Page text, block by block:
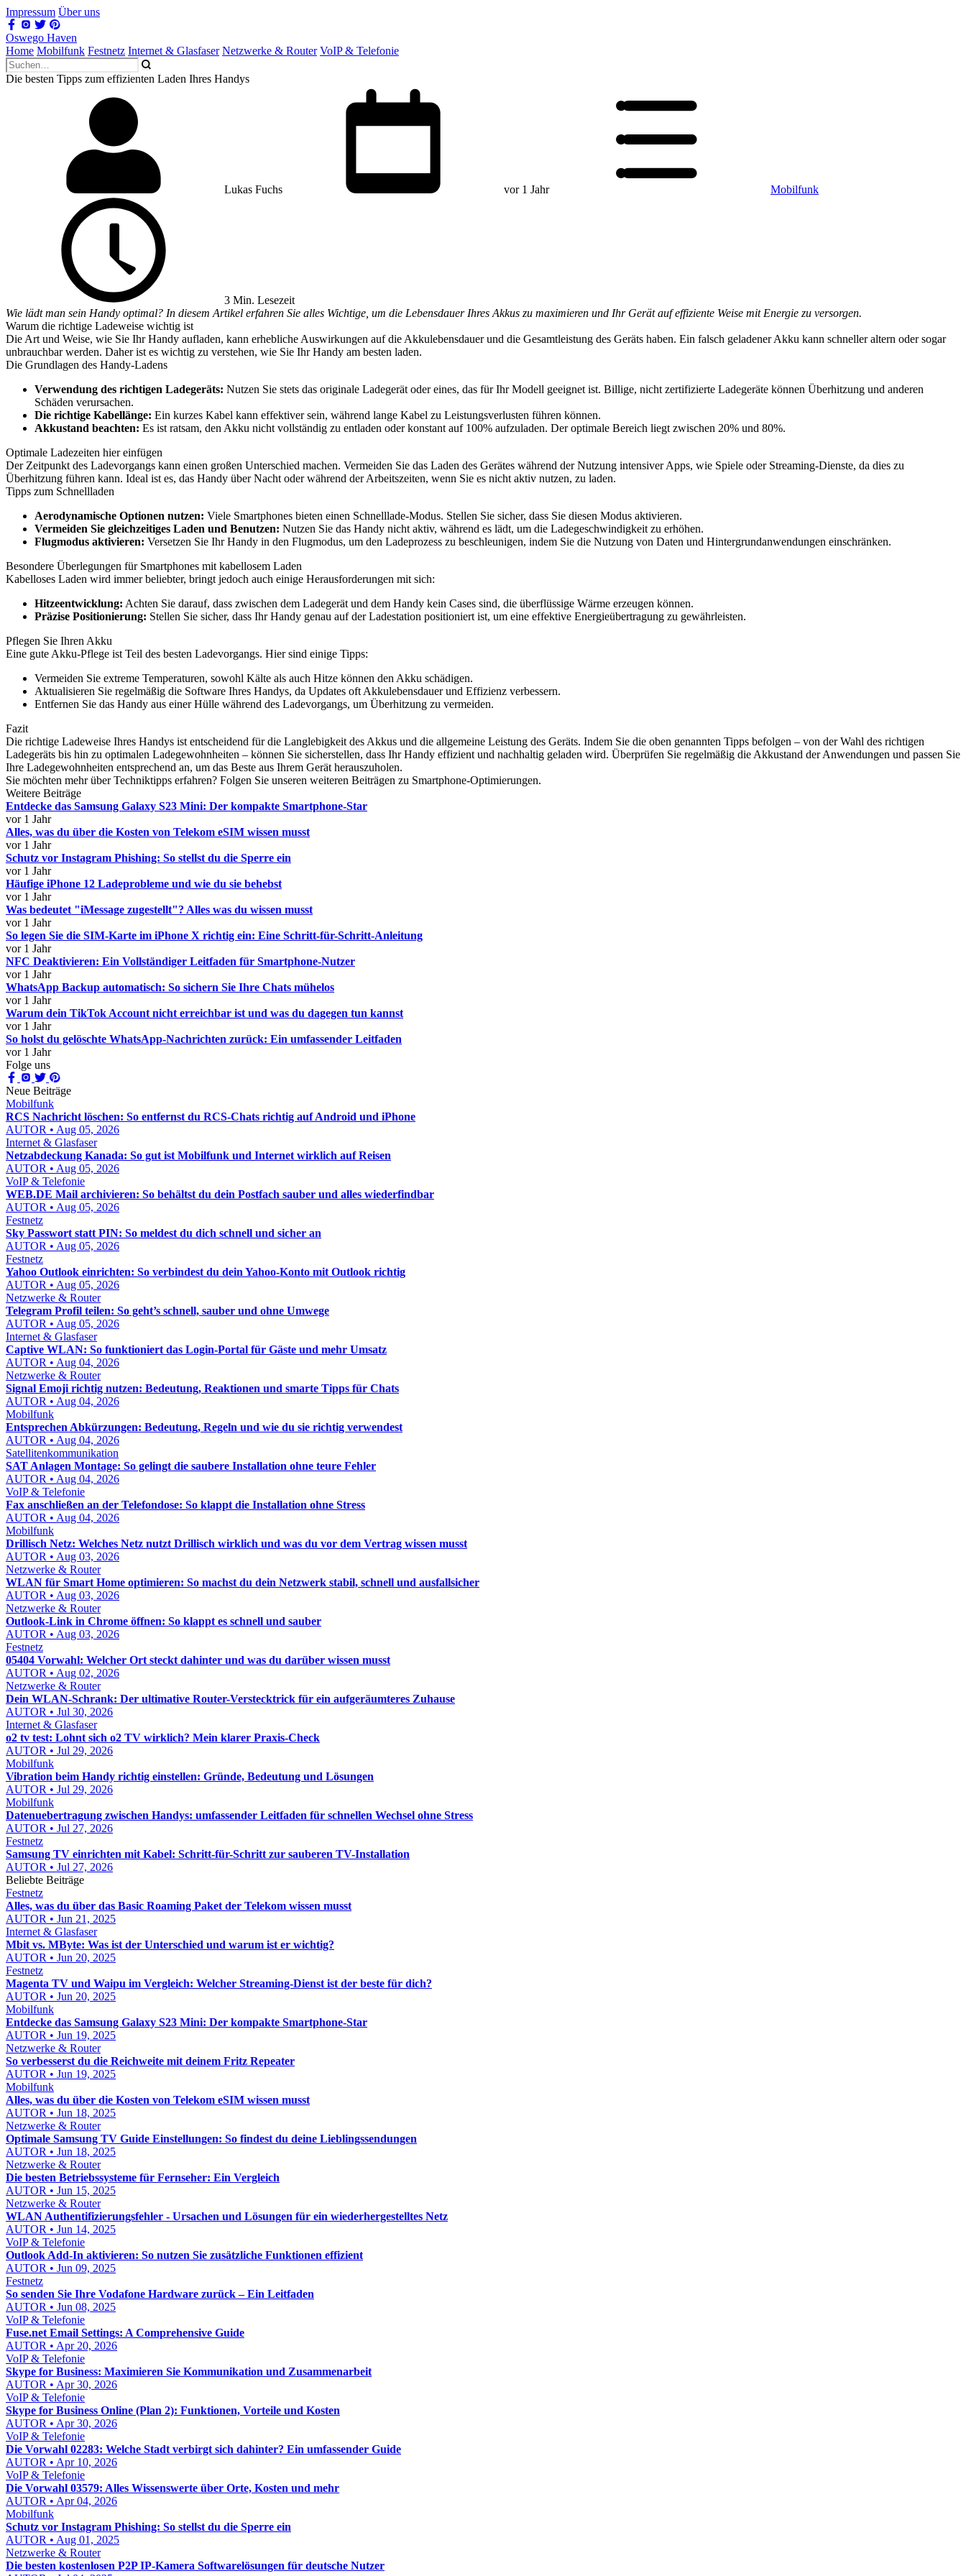
Impressum Über uns
Oswego Haven
Home Mobilfunk Festnetz Internet & Glasfaser Netzwerke & Router VoIP & Telefonie
Die besten Tipps zum effizienten Laden Ihres Handys
Lukas Fuchs vor 1 Jahr Mobilfunk
3 Min. Lesezeit
Wie lädt man sein Handy optimal? In diesem Artikel erfahren Sie alles Wichtige, um die Lebensdauer Ihres Akkus zu maximieren und Ihr Gerät auf effiziente Weise mit Energie zu versorgen.
Warum die richtige Ladeweise wichtig ist
Die Art und Weise, wie Sie Ihr Handy aufladen, kann erhebliche Auswirkungen auf die Akkulebensdauer und die Gesamtleistung des Geräts haben. Ein falsch geladener Akku kann schneller altern oder sogar
unbrauchbar werden. Daher ist es wichtig zu verstehen, wie Sie Ihr Handy am besten laden.
Die Grundlagen des Handy-Ladens
Verwendung des richtigen Ladegeräts: Nutzen Sie stets das originale Ladegerät oder eines, das für Ihr Modell geeignet ist. Billige, nicht zertifizierte Ladegeräte können Überhitzung und anderen
Schäden verursachen.
Die richtige Kabellänge: Ein kurzes Kabel kann effektiver sein, während lange Kabel zu Leistungsverlusten führen können.
Akkustand beachten: Es ist ratsam, den Akku nicht vollständig zu entladen oder konstant auf 100% aufzuladen. Der optimale Bereich liegt zwischen 20% und 80%.
Optimale Ladezeiten hier einfügen
Der Zeitpunkt des Ladevorgangs kann einen großen Unterschied machen. Vermeiden Sie das Laden des Gerätes während der Nutzung intensiver Apps, wie Spiele oder Streaming-Dienste, da dies zu
Überhitzung führen kann. Ideal ist es, das Handy über Nacht oder während der Arbeitszeiten, wenn Sie es nicht aktiv nutzen, zu laden.
Tipps zum Schnellladen
Aerodynamische Optionen nutzen: Viele Smartphones bieten einen Schnelllade-Modus. Stellen Sie sicher, dass Sie diesen Modus aktivieren.
Vermeiden Sie gleichzeitiges Laden und Benutzen: Nutzen Sie das Handy nicht aktiv, während es lädt, um die Ladegeschwindigkeit zu erhöhen.
Flugmodus aktivieren: Versetzen Sie Ihr Handy in den Flugmodus, um den Ladeprozess zu beschleunigen, indem Sie die Nutzung von Daten und Hintergrundanwendungen einschränken.
Besondere Überlegungen für Smartphones mit kabellosem Laden
Kabelloses Laden wird immer beliebter, bringt jedoch auch einige Herausforderungen mit sich:
Hitzeentwicklung: Achten Sie darauf, dass zwischen dem Ladegerät und dem Handy kein Cases sind, die überflüssige Wärme erzeugen können.
Präzise Positionierung: Stellen Sie sicher, dass Ihr Handy genau auf der Ladestation positioniert ist, um eine effektive Energieübertragung zu gewährleisten.
Pflegen Sie Ihren Akku
Eine gute Akku-Pflege ist Teil des besten Ladevorgangs. Hier sind einige Tipps:
Vermeiden Sie extreme Temperaturen, sowohl Kälte als auch Hitze können den Akku schädigen.
Aktualisieren Sie regelmäßig die Software Ihres Handys, da Updates oft Akkulebensdauer und Effizienz verbessern.
Entfernen Sie das Handy aus einer Hülle während des Ladevorgangs, um Überhitzung zu vermeiden.
Fazit
Die richtige Ladeweise Ihres Handys ist entscheidend für die Langlebigkeit des Akkus und die allgemeine Leistung des Geräts. Indem Sie die oben genannten Tipps befolgen – von der Wahl des richtigen
Ladegeräts bis hin zu optimalen Ladegewohnheiten – können Sie sicherstellen, dass Ihr Handy effizient und nachhaltig geladen wird. Überprüfen Sie regelmäßig die Akkustand der Anwendungen und passen Sie
Ihre Ladegewohnheiten entsprechend an, um das Beste aus Ihrem Gerät herauszuholen.
Sie möchten mehr über Techniktipps erfahren? Folgen Sie unseren weiteren Beiträgen zu Smartphone-Optimierungen.
Weitere Beiträge
Entdecke das Samsung Galaxy S23 Mini: Der kompakte Smartphone-Star
vor 1 Jahr
Alles, was du über die Kosten von Telekom eSIM wissen musst
vor 1 Jahr
Schutz vor Instagram Phishing: So stellst du die Sperre ein
vor 1 Jahr
Häufige iPhone 12 Ladeprobleme und wie du sie behebst
vor 1 Jahr
Was bedeutet "iMessage zugestellt"? Alles was du wissen musst
vor 1 Jahr
So legen Sie die SIM-Karte im iPhone X richtig ein: Eine Schritt-für-Schritt-Anleitung
vor 1 Jahr
NFC Deaktivieren: Ein Vollständiger Leitfaden für Smartphone-Nutzer
vor 1 Jahr
WhatsApp Backup automatisch: So sichern Sie Ihre Chats mühelos
vor 1 Jahr
Warum dein TikTok Account nicht erreichbar ist und was du dagegen tun kannst
vor 1 Jahr
So holst du gelöschte WhatsApp-Nachrichten zurück: Ein umfassender Leitfaden
vor 1 Jahr
Folge uns
Neue Beiträge
Mobilfunk
RCS Nachricht löschen: So entfernst du RCS-Chats richtig auf Android und iPhone
AUTOR • Aug 05, 2026
Internet & Glasfaser
Netzabdeckung Kanada: So gut ist Mobilfunk und Internet wirklich auf Reisen
AUTOR • Aug 05, 2026
VoIP & Telefonie
WEB.DE Mail archivieren: So behältst du dein Postfach sauber und alles wiederfindbar
AUTOR • Aug 05, 2026
Festnetz
Sky Passwort statt PIN: So meldest du dich schnell und sicher an
AUTOR • Aug 05, 2026
Festnetz
Yahoo Outlook einrichten: So verbindest du dein Yahoo-Konto mit Outlook richtig
AUTOR • Aug 05, 2026
Netzwerke & Router
Telegram Profil teilen: So geht’s schnell, sauber und ohne Umwege
AUTOR • Aug 05, 2026
Internet & Glasfaser
Captive WLAN: So funktioniert das Login-Portal für Gäste und mehr Umsatz
AUTOR • Aug 04, 2026
Netzwerke & Router
Signal Emoji richtig nutzen: Bedeutung, Reaktionen und smarte Tipps für Chats
AUTOR • Aug 04, 2026
Mobilfunk
Entsprechen Abkürzungen: Bedeutung, Regeln und wie du sie richtig verwendest
AUTOR • Aug 04, 2026
Satellitenkommunikation
SAT Anlagen Montage: So gelingt die saubere Installation ohne teure Fehler
AUTOR • Aug 04, 2026
VoIP & Telefonie
Fax anschließen an der Telefondose: So klappt die Installation ohne Stress
AUTOR • Aug 04, 2026
Mobilfunk
Drillisch Netz: Welches Netz nutzt Drillisch wirklich und was du vor dem Vertrag wissen musst
AUTOR • Aug 03, 2026
Netzwerke & Router
WLAN für Smart Home optimieren: So machst du dein Netzwerk stabil, schnell und ausfallsicher
AUTOR • Aug 03, 2026
Netzwerke & Router
Outlook-Link in Chrome öffnen: So klappt es schnell und sauber
AUTOR • Aug 03, 2026
Festnetz
05404 Vorwahl: Welcher Ort steckt dahinter und was du darüber wissen musst
AUTOR • Aug 02, 2026
Netzwerke & Router
Dein WLAN-Schrank: Der ultimative Router-Verstecktrick für ein aufgeräumteres Zuhause
AUTOR • Jul 30, 2026
Internet & Glasfaser
o2 tv test: Lohnt sich o2 TV wirklich? Mein klarer Praxis-Check
AUTOR • Jul 29, 2026
Mobilfunk
Vibration beim Handy richtig einstellen: Gründe, Bedeutung und Lösungen
AUTOR • Jul 29, 2026
Mobilfunk
Datenuebertragung zwischen Handys: umfassender Leitfaden für schnellen Wechsel ohne Stress
AUTOR • Jul 27, 2026
Festnetz
Samsung TV einrichten mit Kabel: Schritt-für-Schritt zur sauberen TV-Installation
AUTOR • Jul 27, 2026
Beliebte Beiträge
Festnetz
Alles, was du über das Basic Roaming Paket der Telekom wissen musst
AUTOR • Jun 21, 2025
Internet & Glasfaser
Mbit vs. MByte: Was ist der Unterschied und warum ist er wichtig?
AUTOR • Jun 20, 2025
Festnetz
Magenta TV und Waipu im Vergleich: Welcher Streaming-Dienst ist der beste für dich?
AUTOR • Jun 20, 2025
Mobilfunk
Entdecke das Samsung Galaxy S23 Mini: Der kompakte Smartphone-Star
AUTOR • Jun 19, 2025
Netzwerke & Router
So verbesserst du die Reichweite mit deinem Fritz Repeater
AUTOR • Jun 19, 2025
Mobilfunk
Alles, was du über die Kosten von Telekom eSIM wissen musst
AUTOR • Jun 18, 2025
Netzwerke & Router
Optimale Samsung TV Guide Einstellungen: So findest du deine Lieblingssendungen
AUTOR • Jun 18, 2025
Netzwerke & Router
Die besten Betriebssysteme für Fernseher: Ein Vergleich
AUTOR • Jun 15, 2025
Netzwerke & Router
WLAN Authentifizierungsfehler - Ursachen und Lösungen für ein wiederhergestelltes Netz
AUTOR • Jun 14, 2025
VoIP & Telefonie
Outlook Add-In aktivieren: So nutzen Sie zusätzliche Funktionen effizient
AUTOR • Jun 09, 2025
Festnetz
So senden Sie Ihre Vodafone Hardware zurück – Ein Leitfaden
AUTOR • Jun 08, 2025
VoIP & Telefonie
Fuse.net Email Settings: A Comprehensive Guide
AUTOR • Apr 20, 2026
VoIP & Telefonie
Skype for Business: Maximieren Sie Kommunikation und Zusammenarbeit
AUTOR • Apr 30, 2026
VoIP & Telefonie
Skype for Business Online (Plan 2): Funktionen, Vorteile und Kosten
AUTOR • Apr 30, 2026
VoIP & Telefonie
Die Vorwahl 02283: Welche Stadt verbirgt sich dahinter? Ein umfassender Guide
AUTOR • Apr 10, 2026
VoIP & Telefonie
Die Vorwahl 03579: Alles Wissenswerte über Orte, Kosten und mehr
AUTOR • Apr 04, 2026
Mobilfunk
Schutz vor Instagram Phishing: So stellst du die Sperre ein
AUTOR • Aug 01, 2025
Netzwerke & Router
Die besten kostenlosen P2P IP-Kamera Softwarelösungen für deutsche Nutzer